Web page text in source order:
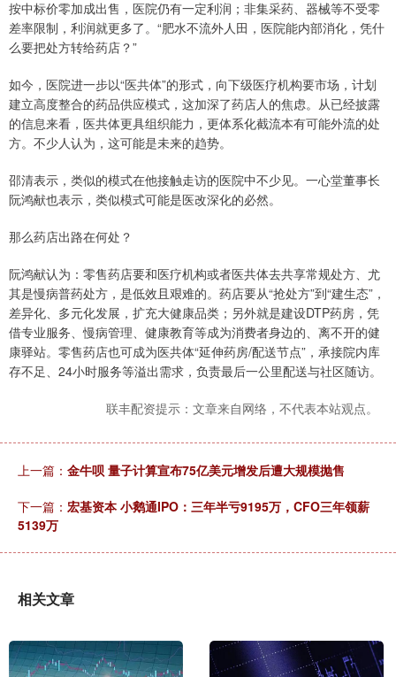
按中标价零加成出售，医院仍有一定利润；非集采药、器械等不受零
差率限制，利润就更多了。“肥水不流外人田，医院能内部消化，凭什
么要把处方转给药店？”
如今，医院进一步以“医共体”的形式，向下级医疗机构要市场，计划
建立高度整合的药品供应模式，这加深了药店人的焦虑。从已经披露
的信息来看，医共体更具组织能力，更体系化截流本有可能外流的处
方。不少人认为，这可能是未来的趋势。
邵清表示，类似的模式在他接触走访的医院中不少见。一心堂董事长
阮鸿献也表示，类似模式可能是医改深化的必然。
那么药店出路在何处？
阮鸿献认为：零售药店要和医疗机构或者医共体去共享常规处方、尤
其是慢病普药处方，是低效且艰难的。药店要从“抢处方”到“建生态”，
差异化、多元化发展，扩充大健康品类；另外就是建设DTP药房，凭
借专业服务、慢病管理、健康教育等成为消费者身边的、离不开的健
康驿站。零售药店也可成为医共体“延伸药房/配送节点”，承接院内库
存不足、24小时服务等溢出需求，负责最后一公里配送与社区随访。
联丰配资提示：文章来自网络，不代表本站观点。
上一篇： 金牛呗 量子计算宣布75亿美元增发后遭大规模抛售
下一篇： 宏基资本 小鹅通IPO：三年半亏9195万，CFO三年领薪
5139万
相关文章